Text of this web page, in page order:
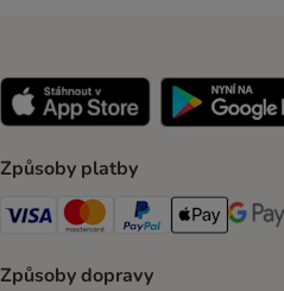
Způsoby platby
Visa Payment Method
mastercard Payment Method
PayPal Payment Method
Apple payGoogle
Způsoby dopravy